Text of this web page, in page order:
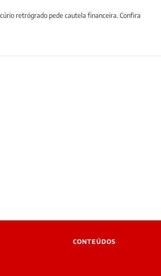
retrógrado pede cautela financeira. Confira
CONTEÚDOS